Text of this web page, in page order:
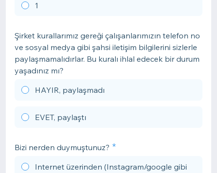
1
Şirket kurallarımız gereği çalışanlarımızın telefon no
ve sosyal medya gibi şahsi iletişim bilgilerini sizlerle
paylaşmamalıdırlar. Bu kuralı ihlal edecek bir durum
yaşadınız mı?
HAYIR, paylaşmadı
EVET, paylaştı
Bizi nerden duymuştunuz?
Internet üzerinden (Instagram/google gibi